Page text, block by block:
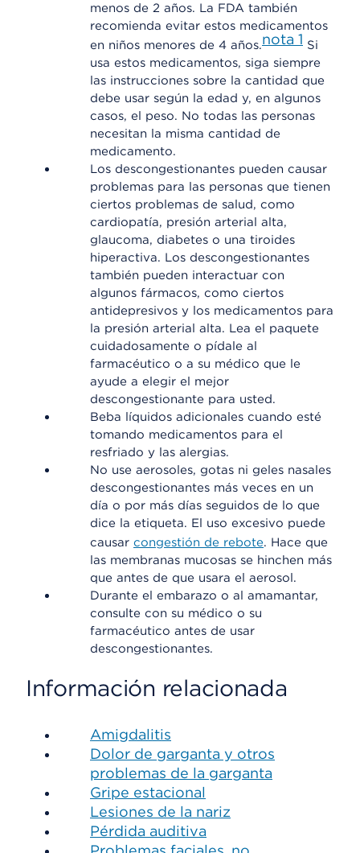
menos de 2 años. La FDA también
recomienda evitar estos medicamentos
en niños menores de 4 años.nota 1 Si
usa estos medicamentos, siga siempre
las instrucciones sobre la cantidad que
debe usar según la edad y, en algunos
casos, el peso. No todas las personas
necesitan la misma cantidad de
medicamento.
Los descongestionantes pueden causar
problemas para las personas que tienen
ciertos problemas de salud, como
cardiopatía, presión arterial alta,
glaucoma, diabetes o una tiroides
hiperactiva. Los descongestionantes
también pueden interactuar con
algunos fármacos, como ciertos
antidepresivos y los medicamentos para
la presión arterial alta. Lea el paquete
cuidadosamente o pídale al
farmacéutico o a su médico que le
ayude a elegir el mejor
descongestionante para usted.
Beba líquidos adicionales cuando esté
tomando medicamentos para el
resfriado y las alergias.
No use aerosoles, gotas ni geles nasales
descongestionantes más veces en un
día o por más días seguidos de lo que
dice la etiqueta. El uso excesivo puede
causar congestión de rebote. Hace que
las membranas mucosas se hinchen más
que antes de que usara el aerosol.
Durante el embarazo o al amamantar,
consulte con su médico o su
farmacéutico antes de usar
descongestionantes.
Información relacionada
Amigdalitis
Dolor de garganta y otros
problemas de la garganta
Gripe estacional
Lesiones de la nariz
Pérdida auditiva